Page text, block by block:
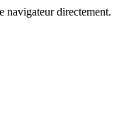
navigateur directement.